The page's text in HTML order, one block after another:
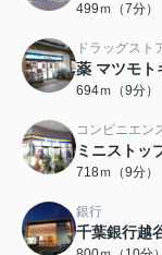
499ｍ（7分）
ドラッグスト
薬 マツモト
694ｍ（9分）
コンビニエン
ミニストッ
718ｍ（9分）
銀行
千葉銀行越